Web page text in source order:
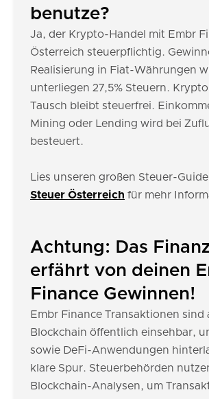
benutze?
Ja, der Krypto-Handel mit Embr
Österreich steuerpflichtig.
Realisierung in Fiat-Währungen
unterliegen 27,5% Steuern.
Tausch bleibt steuerfrei.
Mining oder Lending wird bei
besteuert.
Lies unseren großen Steuer-Guide
Steuer Österreich für mehr
Achtung: Das
erfährt von deinen
Finance Gewinnen!
Embr Finance Transaktionen sind
Blockchain öffentlich einsehbar,
sowie DeFi-Anwendungen
klare Spur. Steuerbehörden
Blockchain-Analysen, um